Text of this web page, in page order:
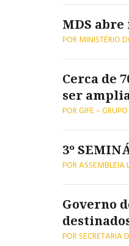
MDS
POR MINISTÉRIO
Cerca de
ser
POR GIFE –
3º
POR ASSEMBLEIA
Governo
POR SECRETARIA